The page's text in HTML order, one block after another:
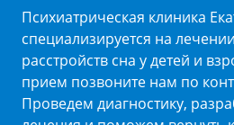
Психиатрическая клиника
специализируется на
расстройств сна у детей и
прием позвоните нам по
Проведем диагностику,